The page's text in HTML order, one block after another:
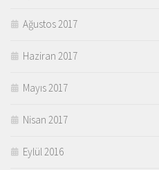
Ağustos 2017
Haziran 2017
Mayıs 2017
Nisan 2017
Eylül 2016